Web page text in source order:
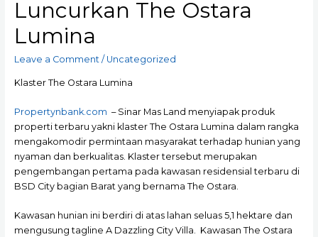
Luncurkan The Ostara
Lumina
Leave a Comment / Uncategorized
Klaster The Ostara Lumina
Propertynbank.com – Sinar Mas Land menyiapak produk
properti terbaru yakni klaster The Ostara Lumina dalam rangka
mengakomodir permintaan masyarakat terhadap hunian yang
nyaman dan berkualitas. Klaster tersebut merupakan
pengembangan pertama pada kawasan residensial terbaru di
BSD City bagian Barat yang bernama The Ostara.
Kawasan hunian ini berdiri di atas lahan seluas 5,1 hektare dan
mengusung tagline A Dazzling City Villa. Kawasan The Ostara